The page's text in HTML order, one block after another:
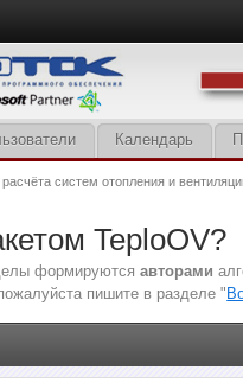
Календарь
систем отопления и
TeploOV?
формируютсяавторами
пишите в разделе "